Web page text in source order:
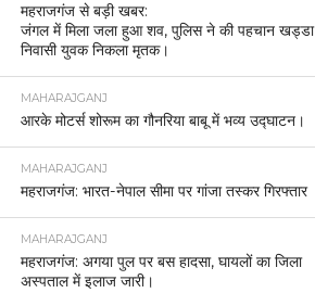
महराजगंज से बड़ी खबर:
जंगल में मिला जला हुआ शव, पुलिस ने की पहचान खड्डा
निवासी युवक निकला मृतक।
MAHARAJGANJ
आरके मोटर्स शोरूम का गौनरिया बाबू में भव्य उद्घाटन।
MAHARAJGANJ
महराजगंज: भारत-नेपाल सीमा पर गांजा तस्कर गिरफ्तार
MAHARAJGANJ
महराजगंज: अगया पुल पर बस हादसा, घायलों का जिला
अस्पताल में इलाज जारी।